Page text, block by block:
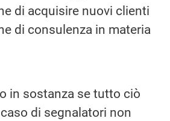
di acquisire nuovi clienti
di consulenza in materia
in sostanza se tutto ciò
di segnalatori non